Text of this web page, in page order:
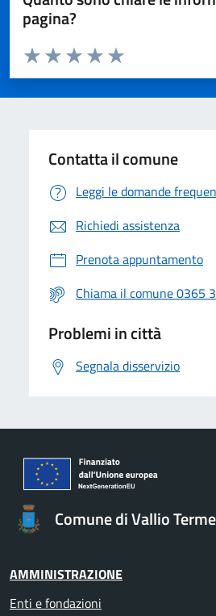
pagina?
Valuta da 1 a 5 stelle la pagina
Valuta 5 stelle su 5
Valuta 4 stelle su 5
Valuta 3 stelle su 5
Valuta 2 stelle su 5
Valuta 1 stelle su 5
Contatta il comune
Leggi le domande
Richiedi assistenza
Prenota appuntamento
Chiama il comune 0365
Problemi in città
Segnala disservizio
Comune di Vallio Terme
AMMINISTRAZIONE
Enti e fondazioni